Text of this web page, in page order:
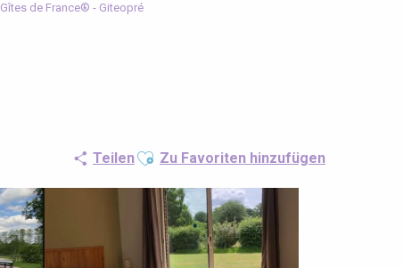
Gîtes de France® - Giteopré
TeilenAjouter aux favoris
Zu Favoriten hinzufügen